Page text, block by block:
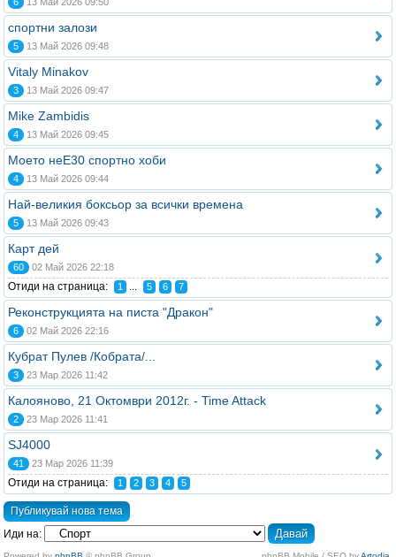
спортни залози
5 13 Май 2026 09:48
Vitaly Minakov
3 13 Май 2026 09:47
Mike Zambidis
4 13 Май 2026 09:45
Моето неЕ30 спортно хоби
4 13 Май 2026 09:44
Най-великия боксьор за всички времена
5 13 Май 2026 09:43
Карт дей
60 02 Май 2026 22:18
Отиди на страница: 1 ... 5 6 7
Реконструкцията на писта "Дракон"
6 02 Май 2026 22:16
Кубрат Пулев /Кобрата/...
3 23 Мар 2026 11:42
Калояново, 21 Октомври 2012г. - Time Attack
2 23 Мар 2026 11:41
SJ4000
41 23 Мар 2026 11:39
Отиди на страница: 1 2 3 4 5
Публикувай нова тема
Иди на: